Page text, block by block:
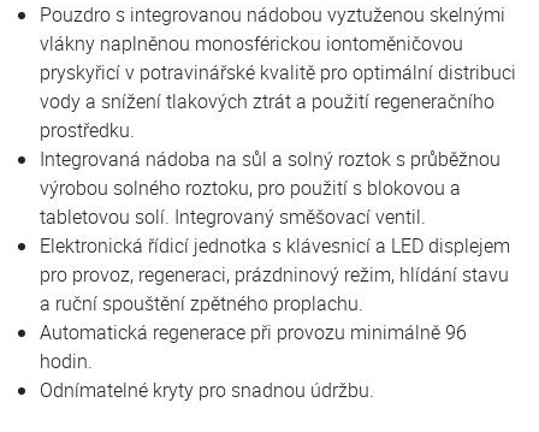
Pouzdro s integrovanou nádobou vyztuženou skelnými
vlákny naplněnou monosférickou iontoměničovou
pryskyřicí v potravinářské kvalitě pro optimální distribuci
vody a snížení tlakových ztrát a použití regeneračního
prostředku.
Integrovaná nádoba na sůl a solný roztok s průběžnou
výrobou solného roztoku, pro použití s blokovou a
tabletovou solí. Integrovaný směšovací ventil.
Elektronická řídicí jednotka s klávesnicí a LED displejem
pro provoz, regeneraci, prázdninový režim, hlídání stavu
a ruční spouštění zpětného proplachu.
Automatická regenerace při provozu minimálně 96
hodin.
Odnímatelné kryty pro snadnou údržbu.